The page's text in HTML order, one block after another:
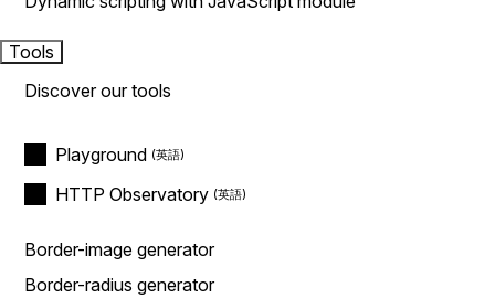
Tools
Discover our tools
Playground
HTTP Observatory
Border-image generator
Border-radius generator